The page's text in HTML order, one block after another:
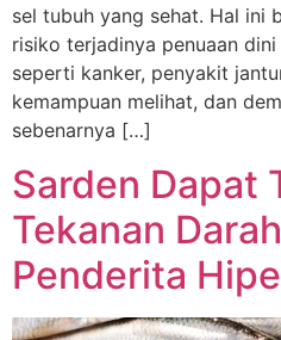
sel tubuh yang sehat. Hal ini
risiko terjadinya penuaan
seperti kanker, penyakit
kemampuan melihat, dan
sebenarnya […]
Sarden Dapat
Tekanan
Penderita